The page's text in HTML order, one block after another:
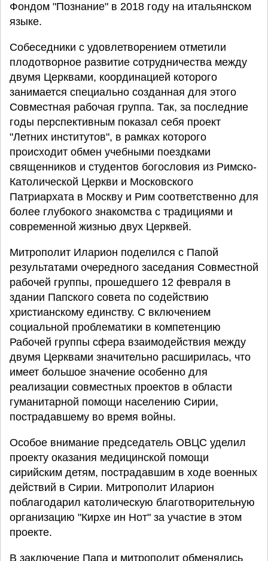
Фондом "Познание" в 2018 году на итальянском
языке.
Собеседники с удовлетворением отметили
плодотворное развитие сотрудничества между
двумя Церквами, координацией которого
занимается специально созданная для этого
Совместная рабочая группа. Так, за последние
годы перспективным показал себя проект
"Летних институтов", в рамках которого
происходит обмен учебными поездками
священников и студентов богословия из Римско-
Католической Церкви и Московского
Патриархата в Москву и Рим соответственно для
более глубокого знакомства с традициями и
современной жизнью двух Церквей.
Митрополит Иларион поделился с Папой
результатами очередного заседания Совместной
рабочей группы, прошедшего 12 февраля в
здании Папского совета по содействию
христианскому единству. С включением
социальной проблематики в компетенцию
Рабочей группы сфера взаимодействия между
двумя Церквами значительно расширилась, что
имеет большое значение особенно для
реализации совместных проектов в области
гуманитарной помощи населению Сирии,
пострадавшему во время войны.
Особое внимание председатель ОВЦС уделил
проекту оказания медицинской помощи
сирийским детям, пострадавшим в ходе военных
действий в Сирии. Митрополит Иларион
поблагодарил католическую благотворительную
организацию "Кирхе ин Нот" за участие в этом
проекте.
В заключение Папа и митрополит обменялись